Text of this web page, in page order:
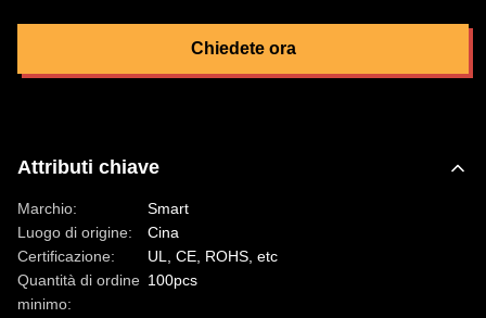
Chiedete ora
Attributi chiave
Marchio:
Smart
Luogo di origine:
Cina
Certificazione:
UL, CE, ROHS, etc
Quantità di ordine
minimo:
100pcs